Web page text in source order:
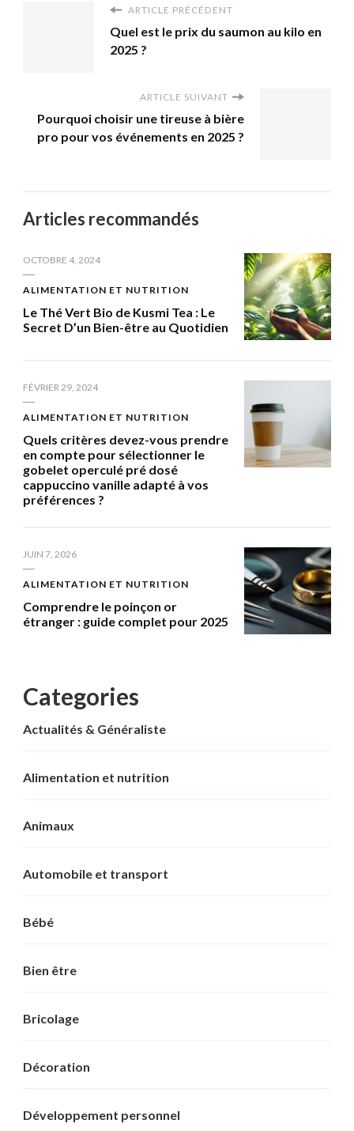
ARTICLE PRÉCÉDENT
Quel est le prix du saumon au kilo en
2025 ?
ARTICLE SUIVANT
Pourquoi choisir une tireuse à bière
pro pour vos événements en 2025 ?
Articles recommandés
OCTOBRE 4, 2024
ALIMENTATION ET NUTRITION
Le Thé Vert Bio de Kusmi Tea : Le
Secret D’un Bien-être au Quotidien
FÉVRIER 29, 2024
ALIMENTATION ET NUTRITION
Quels critères devez-vous prendre
en compte pour sélectionner le
gobelet operculé pré dosé
cappuccino vanille adapté à vos
préférences ?
JUIN 7, 2026
ALIMENTATION ET NUTRITION
Comprendre le poinçon or
étranger : guide complet pour 2025
Categories
Actualités & Généraliste
Alimentation et nutrition
Animaux
Automobile et transport
Bébé
Bien être
Bricolage
Décoration
Développement personnel